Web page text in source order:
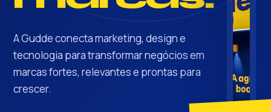
A Gudde conecta marketing, design e
tecnologia para transformar negócios em
marcas fortes, relevantes e prontas para
crescer.